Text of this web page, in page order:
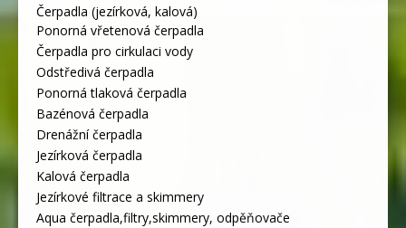
Čerpadla (jezírková, kalová)
Ponorná vřetenová čerpadla
Čerpadla pro cirkulaci vody
Odstředivá čerpadla
Ponorná tlaková čerpadla
Bazénová čerpadla
Drenážní čerpadla
Jezírková čerpadla
Kalová čerpadla
Jezírkové filtrace a skimmery
Aqua čerpadla,filtry,skimmery, odpěňovače